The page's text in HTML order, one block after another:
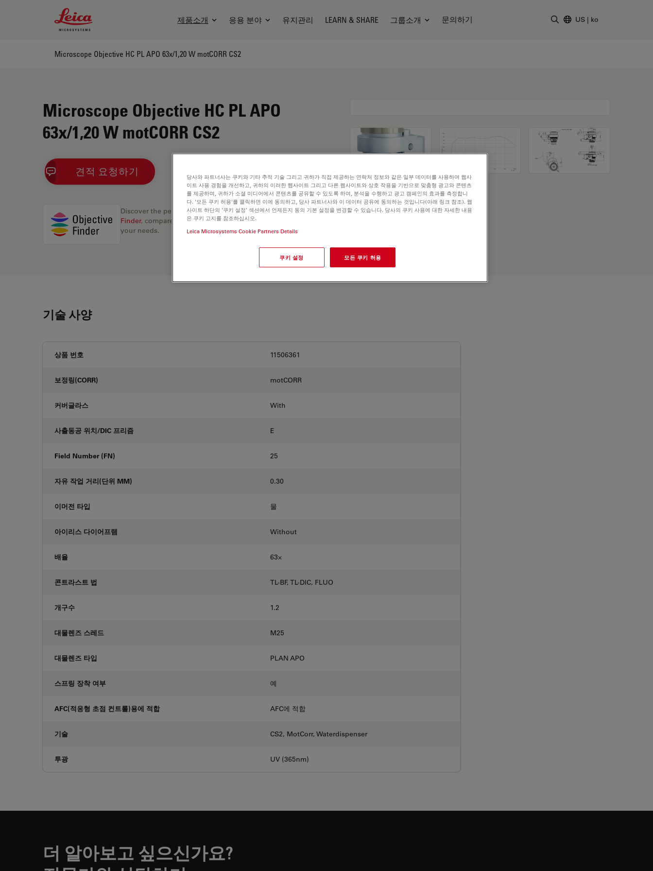
Leica Microsystems Logo
제품소개 응용 분야 유지관리 LEARN & SHARE 그룹소개 문의하기 US | ko
Microscope Objective HC PL APO 63x/1,20 W motCORR CS2
Microscope Objective HC PL APO
63x/1,20 W motCORR CS2
견적 요청하기
Discover the perfect solution. Explore ourObjective
Finder, compare alternatives, and find the best fit for
your needs.
기술 사양
상품 번호 11506361
보정링(CORR) motCORR
커버글라스 With
사출동공 위치/DIC 프리즘 E
Field Number (FN) 25
자유 작업 거리(단위 MM) 0.30
이머전 타입 물
아이리스 다이어프램 Without
배율 63⨉
콘트라스트 법 TL-BF, TL-DIC, FLUO
개구수 1.2
대물렌즈 스레드 M25
대물렌즈 타입 PLAN APO
스프링 장착 여부 예
AFC(적응형 초점 컨트롤)용에 적합 AFC에 적합
기술 CS2, MotCorr, Waterdispenser
투광 UV (365nm)
더 알아보고 싶으신가요?
당사와 파트너사는 쿠키와 기타 추적 기술 그리고 귀하가 직접 제공하는 연락처 정보와 같은 일부 데이터를 사용하여 웹사
이트 사용 경험을 개선하고, 귀하의 이러한 웹사이트 그리고 다른 웹사이트와 상호 작용을 기반으로 맞춤형 광고와 콘텐츠
를 제공하며, 귀하가 소셜 미디어에서 콘텐츠를 공유할 수 있도록 하여, 분석을 수행하고 광고 캠페인의 효과를 측정합니
다. '모든 쿠키 허용'를 클릭하면 이에 동의하고, 당사 파트너사와 이 데이터 공유에 동의하는 것입니다(아래 링크 참조). 웹
사이트 하단의 '쿠키 설정' 섹션에서 언제든지 동의 기본 설정을 변경할 수 있습니다. 당사의 쿠키 사용에 대한 자세한 내용
은 쿠키 고지를 참조하십시오.
Leica Microsystems Cookie Partners Details
쿠키 설정 모든 쿠키 허용